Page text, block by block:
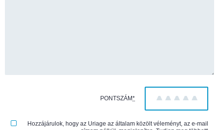
PONTSZÁM* 5
4
3
2
1
Hozzájárulok, hogy az Uriage az általam közölt véleményt, az e-mail